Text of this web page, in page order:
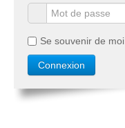
Se souvenir de moi